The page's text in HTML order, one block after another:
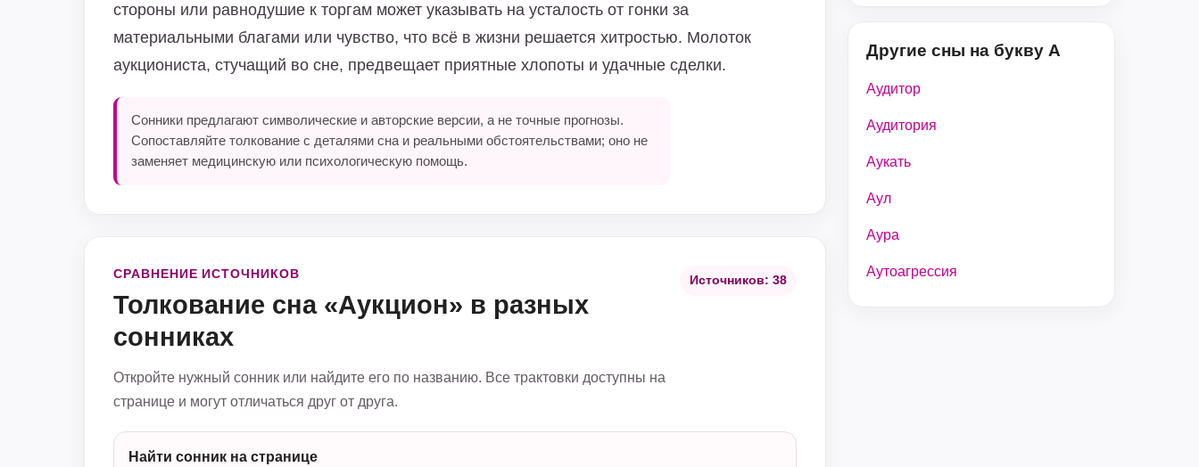
стороны или равнодушие к торгам может указывать на усталость от гонки за
материальными благами или чувство, что всё в жизни решается хитростью. Молоток
аукциониста, стучащий во сне, предвещает приятные хлопоты и удачные сделки.
Сонники предлагают символические и авторские версии, а не точные прогнозы.
Сопоставляйте толкование с деталями сна и реальными обстоятельствами; оно не
заменяет медицинскую или психологическую помощь.
СРАВНЕНИЕ ИСТОЧНИКОВ
Толкование сна «Аукцион» в разных
сонниках
Источников: 38
Откройте нужный сонник или найдите его по названию. Все трактовки доступны на
странице и могут отличаться друг от друга.
Найти сонник на странице
Другие сны на букву А
Аудитор
Аудитория
Аукать
Аул
Аура
Аутоагрессия